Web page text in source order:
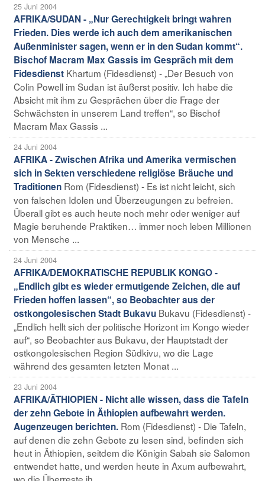
25 Juni 2004
AFRIKA/SUDAN - „Nur Gerechtigkeit bringt wahren
Frieden. Dies werde ich auch dem amerikanischen
Außenminister sagen, wenn er in den Sudan kommt“.
Bischof Macram Max Gassis im Gespräch mit dem
Fidesdienst Khartum (Fidesdienst) - „Der Besuch von
Colin Powell im Sudan ist äußerst positiv. Ich habe die
Absicht mit ihm zu Gesprächen über die Frage der
Schwächsten in unserem Land treffen“, so Bischof
Macram Max Gassis ...
24 Juni 2004
AFRIKA - Zwischen Afrika und Amerika vermischen
sich in Sekten verschiedene religiöse Bräuche und
Traditionen Rom (Fidesdienst) - Es ist nicht leicht, sich
von falschen Idolen und Überzeugungen zu befreien.
Überall gibt es auch heute noch mehr oder weniger auf
Magie beruhende Praktiken… immer noch leben Millionen
von Mensche ...
24 Juni 2004
AFRIKA/DEMOKRATISCHE REPUBLIK KONGO -
„Endlich gibt es wieder ermutigende Zeichen, die auf
Frieden hoffen lassen“, so Beobachter aus der
ostkongolesischen Stadt Bukavu Bukavu (Fidesdienst) -
„Endlich hellt sich der politische Horizont im Kongo wieder
auf“, so Beobachter aus Bukavu, der Hauptstadt der
ostkongolesischen Region Südkivu, wo die Lage
während des gesamten letzten Monat ...
23 Juni 2004
AFRIKA/ÄTHIOPIEN - Nicht alle wissen, dass die Tafeln
der zehn Gebote in Äthiopien aufbewahrt werden.
Augenzeugen berichten. Rom (Fidesdienst) - Die Tafeln,
auf denen die zehn Gebote zu lesen sind, befinden sich
heut in Äthiopien, seitdem die Königin Sabah sie Salomon
entwendet hatte, und werden heute in Axum aufbewahrt,